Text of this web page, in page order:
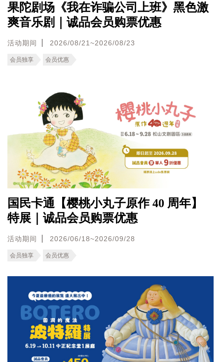
果陀剧场《我在诈骗公司上班》黑色激
爽音乐剧｜诚品会员购票优惠
活动期间 2026/08/21~2026/08/23
会员独享 会员优惠
国民卡通【樱桃小丸子原作 40 周年】
特展｜诚品会员购票优惠
活动期间 2026/06/18~2026/09/28
会员独享 会员优惠